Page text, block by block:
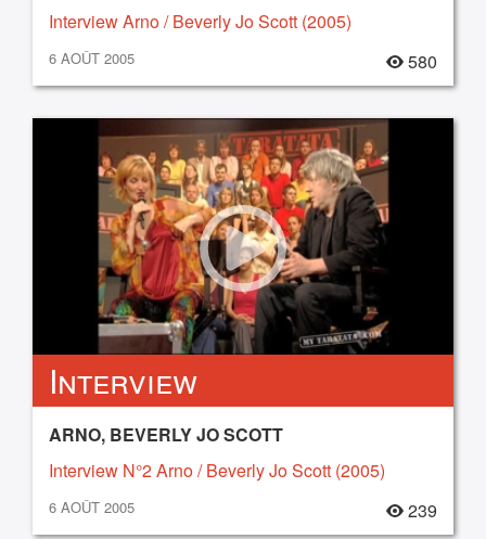
Interview Arno / Beverly Jo Scott (2005)
6 AOÛT 2005 580
Interview
ARNO, BEVERLY JO SCOTT
Interview N°2 Arno / Beverly Jo Scott (2005)
6 AOÛT 2005 239